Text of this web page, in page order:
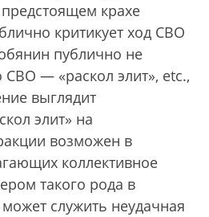
крахе
критикует ход СВО
публично не
СВО — «раскол элит», etc.,
выглядит
элит» на
возможен в
коллективное
такого рода в
служить неудачная